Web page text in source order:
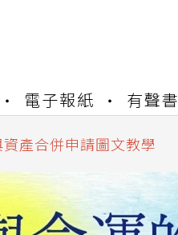
電子報紙 有聲書
合併結果查詢